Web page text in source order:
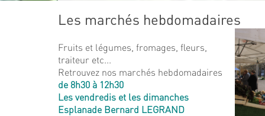
Les marchés hebdomadaires
Fruits et légumes, fromages, fleurs,
traiteur etc...
Retrouvez nos marchés hebdomadaires
de 8h30 à 12h30
Les vendredis et les dimanches
Esplanade Bernard LEGRAND